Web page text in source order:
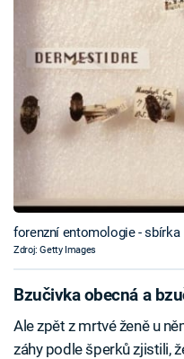
forenzní entomologie - sbírka
Zdroj: Getty Images
Bzučivka obecná a
Ale zpět z mrtvé ženě u
záhy podle šperků zjistili,